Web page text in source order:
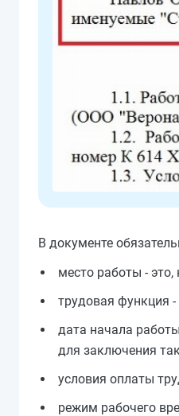
В документе
место работы -
трудовая функция -
дата начала
для заключения
условия оплаты
режим рабочего